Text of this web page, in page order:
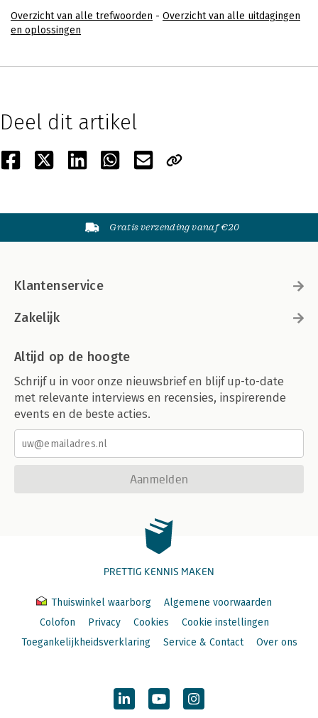
Overzicht van alle trefwoorden - Overzicht van alle uitdagingen
en oplossingen
Deel dit artikel
Gratis verzending vanaf €20
Klantenservice
Zakelijk
Altijd op de hoogte
Schrijf u in voor onze nieuwsbrief en blijf up-to-date
met relevante interviews en recensies, inspirerende
events en de beste acties.
Aanmelden
PRETTIG KENNIS MAKEN
Thuiswinkel waarborg
Algemene voorwaarden
Colofon
Privacy Cookies
Cookie instellingen
Toegankelijkheidsverklaring
Service & Contact Over ons